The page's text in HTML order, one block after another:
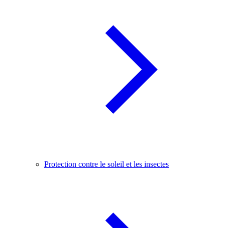
Protection contre le soleil et les insectes